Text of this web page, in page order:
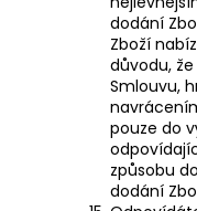
dodání
Zboží
důvodu,
Smlouvu,
pouze do
způsobu
dodání